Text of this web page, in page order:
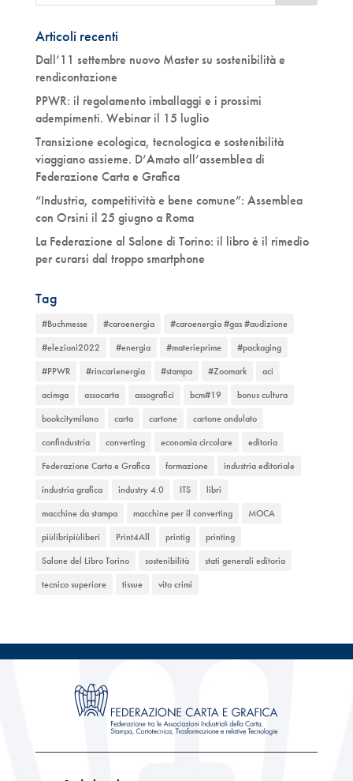
Articoli recenti
Dall’11 settembre nuovo Master su sostenibilità e
rendicontazione
PPWR: il regolamento imballaggi e i prossimi
adempimenti. Webinar il 15 luglio
Transizione ecologica, tecnologica e sostenibilità
viaggiano assieme. D’Amato all’assemblea di
Federazione Carta e Grafica
“Industria, competitività e bene comune”: Assemblea
con Orsini il 25 giugno a Roma
La Federazione al Salone di Torino: il libro è il rimedio
per curarsi dal troppo smartphone
Tag
#Buchmesse #caroenergia
#caroenergia #gas #audizione
#elezioni2022
#energia #materieprime
#packaging
#PPWR
#rincarienergia #stampa #Zoomark
aci
acimga
assocarta assografici bcm#19
bonus cultura
bookcitymilano
carta cartone
cartone ondulato
confindustria
converting economia circolare
editoria
Federazione Carta e Grafica
formazione
industria editoriale
industria grafica
industry 4.0 ITS
libri
macchine da stampa
macchine per il converting
MOCA
piùlibripiùliberi
Print4All printig
printing
Salone del Libro Torino
sostenibilità
stati generali editoria
tecnico superiore
tissue vito crimi